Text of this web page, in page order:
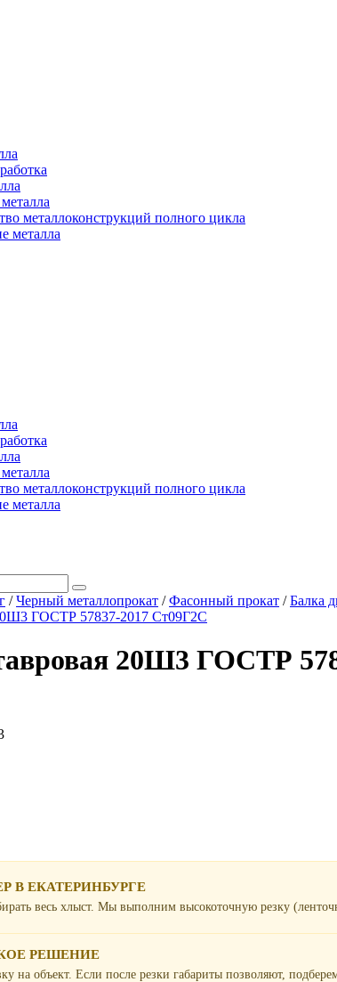
металлоконструкций полного цикла
металла
металлоконструкций полного цикла
металла
/Черный металлопрокат /Фасонный прокат /Балка
20Ш3 ГОСТР
В ЕКАТЕРИНБУРГЕ
весь хлыст. Мы выполним высокоточную резку
РЕШЕНИЕ
на объект. Если после резки габариты позволяют,